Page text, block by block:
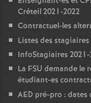
Créteil 2021-2022
Contractuel-les
Listes des
InfoStagiaires
La FSU demande le
étudiant-es
AED pré-pro : dates